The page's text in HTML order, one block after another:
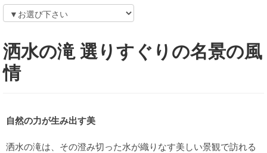
洒水の滝 選りすぐりの名景の風
情
自然の力が生み出す美
洒水の滝は、その澄み切った水が織りなす美しい景観で訪れる